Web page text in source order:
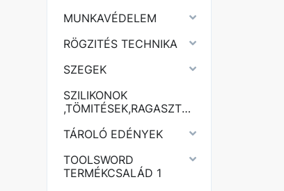
MUNKAVÉDELEM
RÖGZITÉS TECHNIKA
SZEGEK
SZILIKONOK
,TÖMITÉSEK,RAGASZTÓK,PURHABOK,
TÁROLÓ EDÉNYEK
TOOLSWORD
TERMÉKCSALÁD 1